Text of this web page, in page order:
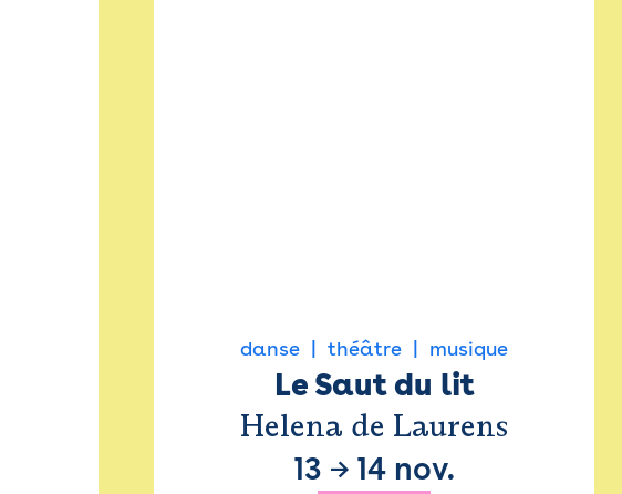
danse théâtre musique
Le Saut du lit
Helena de Laurens
13 → 14 nov.